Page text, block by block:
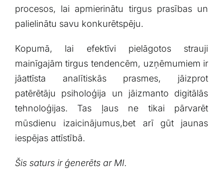
procesos, lai apmierinātu tirgus prasības⁢ un
palielinātu savu konkurētspēju.
Kopumā, lai efektīvi pielāgotos strauji
mainīgajām tirgus tendencēm, uzņēmumiem ir
jāattīsta analītiskās ⁢prasmes, jāizprot
patērētāju psiholoģija⁢ un jāizmanto digitālās
tehnoloģijas. Tas ļaus ne tikai pārvarēt
mūsdienu izaicinājumus,bet arī gūt jaunas
iespējas attīstībā.
Šis saturs‌ ir ģenerēts ⁤ar MI.